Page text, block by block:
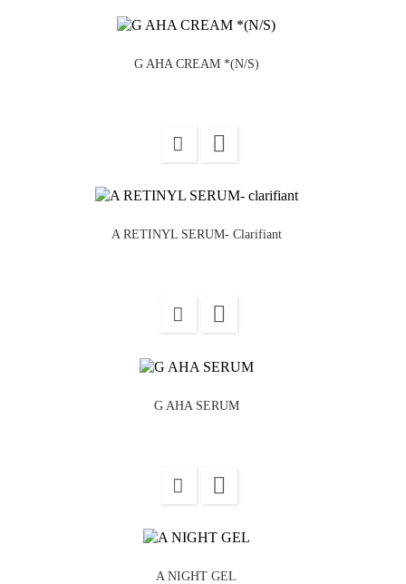
G AHA CREAM *(N/S)

A RETINYL SERUM- Clarifiant

G AHA SERUM

A NIGHT GEL